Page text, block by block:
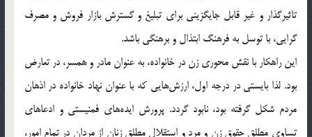
تاثيرگذار و غير قابل جايگزينی براي تبليغ و گسترش بازار فروش و مصرف
گرايي، با توسل به فرهنگ ابتذال و برهنگي باشد.
اين راهکار با نقش محوري زن در خانواده، به عنوان مادر و همسر، در تعارض
بود. لذا بايستي در درجه اول، ارزش‌هايي که با عنوان نهاد خانواده در اذهان
مردم شکل گرفته بود، نابود گردد. پرورش ايده‌هاي فمنيستي و ادعاهاي
تساوي مطلق حقوق زن و مرد و استقلال مطلق زنان از مردان در تمام امور،